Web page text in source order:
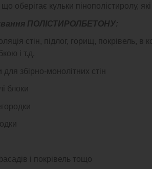
оберігає кульки пінополістиролу,
ПОЛІСТИРОЛБЕТОНУ:
стін, підлог, горищ, покрівель, в
і т.д.
для збірно-монолітних стін
блоки
і покрівель тощо